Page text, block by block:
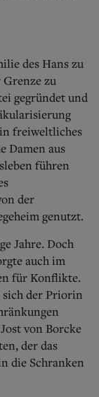
des Hans zu
zu
gegründet und
freiweltliches
Damen aus
führen
der
genutzt.
Jahre. Doch
auch im
für Konflikte.
sich der Priorin
von Borcke
der das
die Schranken